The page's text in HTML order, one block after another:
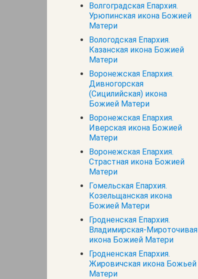
Волгоградская Епархия.
Урюпинская икона Божией
Матери
Вологодская Епархия.
Казанская икона Божией
Матери
Воронежская Епархия.
Дивногорская
(Сицилийская) икона
Божией Матери
Воронежская Епархия.
Иверская икона Божией
Матери
Воронежская Епархия.
Страстная икона Божией
Матери
Гомельская Епархия.
Козельщанская икона
Божией Матери
Гродненская Епархия.
Владимирская-Мироточивая
икона Божией Матери
Гродненская Епархия.
Жировичская икона Божьей
Матери